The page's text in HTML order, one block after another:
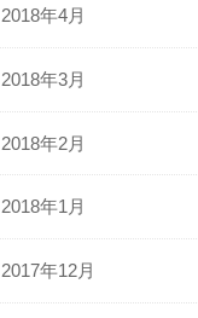
2018年4月
2018年3月
2018年2月
2018年1月
2017年12月